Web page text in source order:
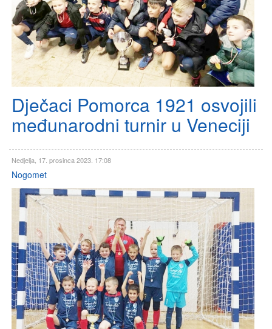
Dječaci Pomorca 1921 osvojili
međunarodni turnir u Veneciji
Nedjelja, 17. prosinca 2023. 17:08
Nogomet